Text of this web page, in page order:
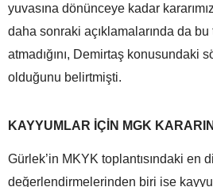
yuvasına dönünceye kadar
daha sonraki açıklamalarında da
atmadığını, Demirtaş konusundaki
olduğunu belirtmişti.
KAYYUMLAR İÇİN MGK
Gürlek’in MKYK toplantısındaki en
değerlendirmelerinden biri ise